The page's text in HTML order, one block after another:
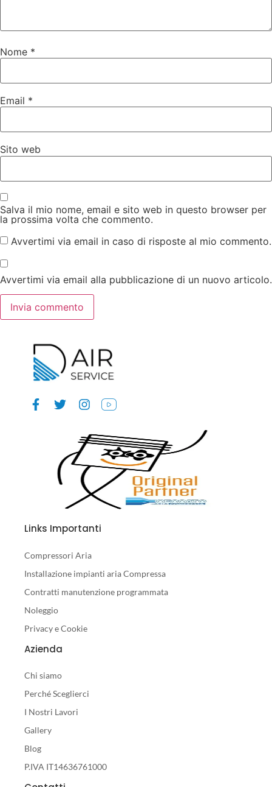
Nome *
Email *
Sito web
Salva il mio nome, email e sito web in questo browser per
la prossima volta che commento.
Avvertimi via email in caso di risposte al mio commento.
Avvertimi via email alla pubblicazione di un nuovo articolo.
Links Importanti
Compressori Aria
Installazione impianti aria Compressa
Contratti manutenzione programmata
Noleggio
Privacy e Cookie
Azienda
Chi siamo
Perché Sceglierci
I Nostri Lavori
Gallery
Blog
P.IVA IT14636761000